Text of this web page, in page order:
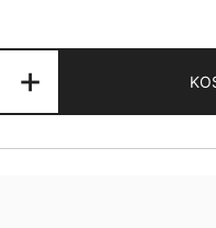
+